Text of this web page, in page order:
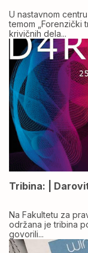
U nastavnom
temom „Forenzički
krivičnih dela...
Tribina: |
Na Fakultetu za
održana je tribina
govorili...